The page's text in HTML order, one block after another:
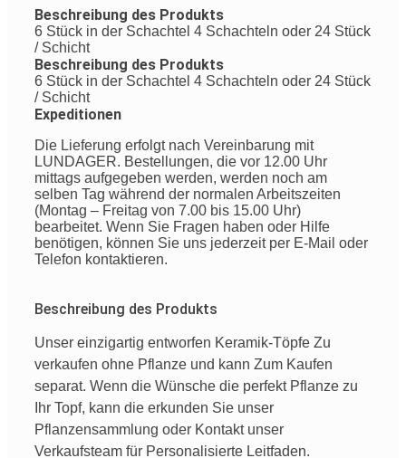
Beschreibung des Produkts
6 Stück in der Schachtel 4 Schachteln oder 24 Stück
/ Schicht
Beschreibung des Produkts
6 Stück in der Schachtel 4 Schachteln oder 24 Stück
/ Schicht
Expeditionen
Die Lieferung erfolgt nach Vereinbarung mit
LUNDAGER. Bestellungen, die vor 12.00 Uhr
mittags aufgegeben werden, werden noch am
selben Tag während der normalen Arbeitszeiten
(Montag – Freitag von 7.00 bis 15.00 Uhr)
bearbeitet. Wenn Sie Fragen haben oder Hilfe
benötigen, können Sie uns jederzeit per E-Mail oder
Telefon kontaktieren.
Beschreibung des Produkts
Unser einzigartig entworfen Keramik-Töpfe Zu
verkaufen ohne Pflanze und kann Zum Kaufen
separat. Wenn die Wünsche die perfekt Pflanze zu
Ihr Topf, kann die erkunden Sie unser
Pflanzensammlung oder Kontakt unser
Verkaufsteam für Personalisierte Leitfaden.